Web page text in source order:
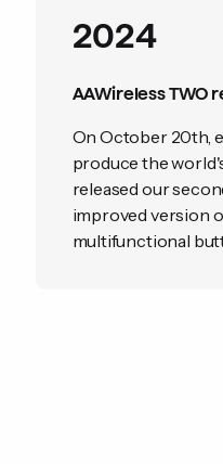
2024
AAWireless TWO
On October 20th,
produce the
released our
improved version
multifunctional